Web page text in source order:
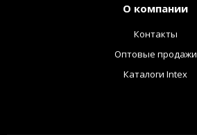
О компании
Контакты
Оптовые продажи
Каталоги Intex